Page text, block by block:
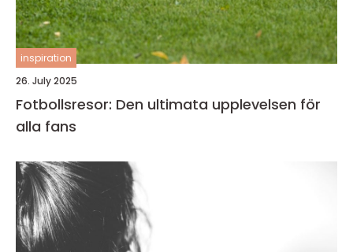
inspiration
26. July 2025
Fotbollsresor: Den ultimata upplevelsen för
alla fans